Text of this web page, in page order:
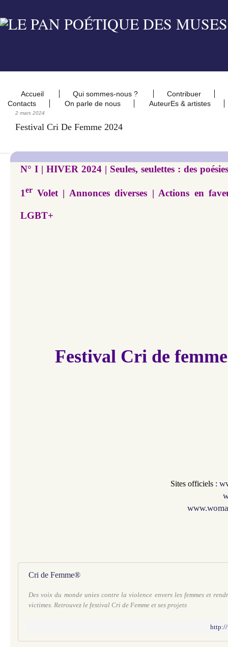
Accueil Qui sommes-nous ?
Contribuer
Contacts
On parle de nous AuteurEs & artistes
2 mars 2024
Festival Cri De Femme 2024
N° I | HIVER 2024 | Seules, seulettes : des
1er Volet | Annonces diverses | Actions en
LGBT+
Festival Cri de
Sites officiels :
Cri de Femme®
Des voix du monde unies contre la violence envers les femmes et
victimes. Retrouvez le festival Cri de Femme et ses projets
http://